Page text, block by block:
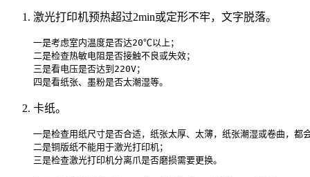
激光打印机预热超过2min或定形不牢，文字脱落。
一是考虑室内温度是否达20℃以上；
二是检查热敏电阻是否接触不良或失效；
三是看电压是否达到220V；
卡纸。
一是检查用纸尺寸是否合适，纸张太厚、太薄，纸张潮湿或卷曲
二是铜版纸不能用于激光打印机；